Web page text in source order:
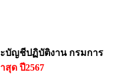
บัญชีปฏิบัติงาน กรมการ
สุด ปี2567